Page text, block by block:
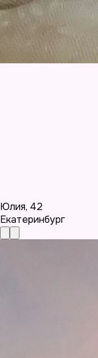
Юлия, 42
Екатеринбург